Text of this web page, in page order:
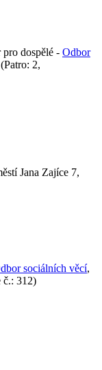
dospělé - Odbor
(Patro: 2,
Jana Zajíce 7,
sociálních věcí,
č.: 312)